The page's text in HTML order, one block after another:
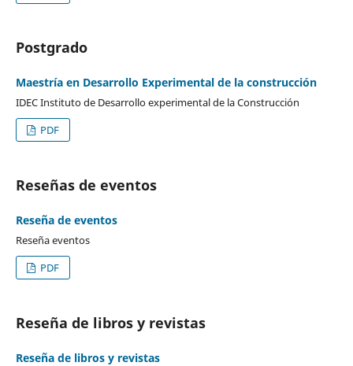
Postgrado
Maestría en Desarrollo Experimental de la construcción
IDEC Instituto de Desarrollo experimental de la Construcción
PDF
Reseñas de eventos
Reseña de eventos
Reseña eventos
PDF
Reseña de libros y revistas
Reseña de libros y revistas